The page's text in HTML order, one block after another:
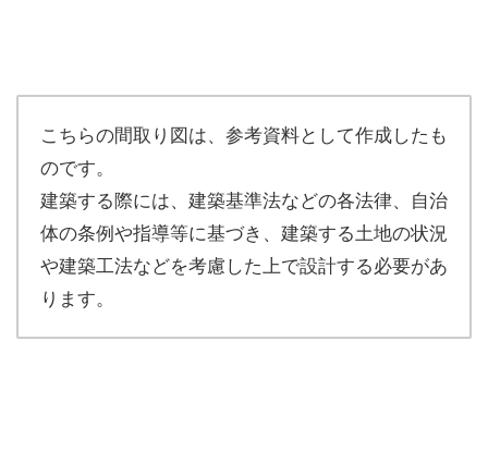
こちらの間取り図は、参考資料として作成したも
のです。
建築する際には、建築基準法などの各法律、自治
体の条例や指導等に基づき、建築する土地の状況
や建築工法などを考慮した上で設計する必要があ
ります。